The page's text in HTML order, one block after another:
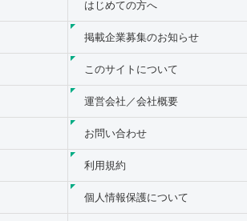
はじめての方へ
掲載企業募集のお知らせ
このサイトについて
運営会社／会社概要
お問い合わせ
利用規約
個人情報保護について